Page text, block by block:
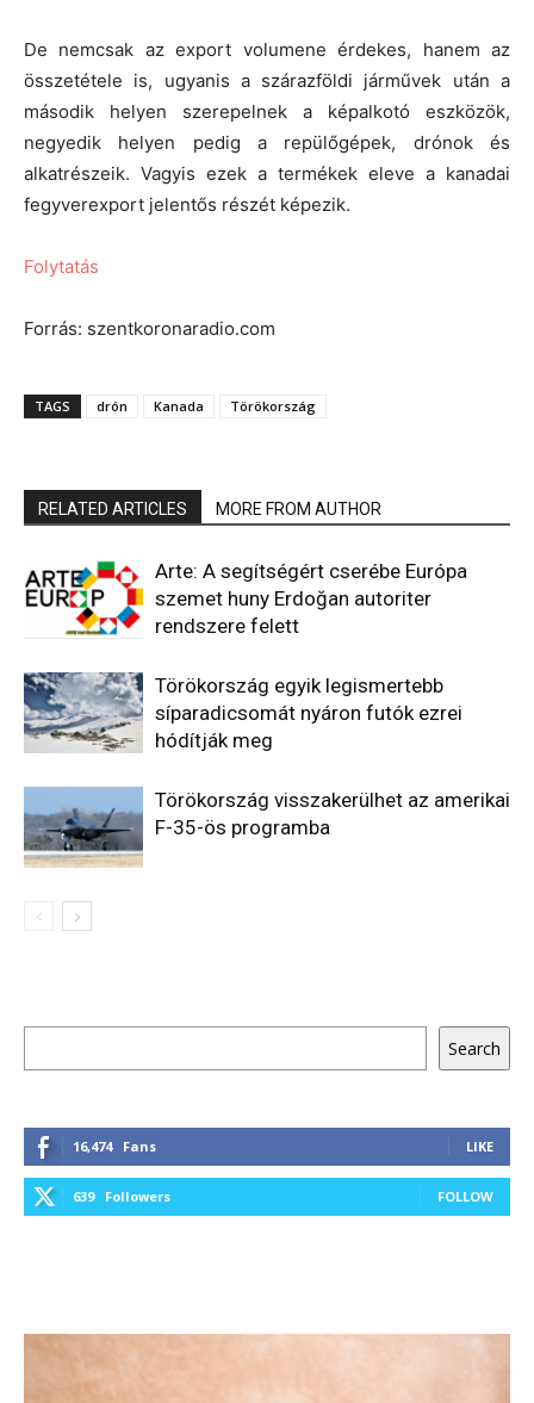
De nemcsak az export volumene érdekes, hanem az
összetétele is, ugyanis a szárazföldi járművek után a
második helyen szerepelnek a képalkotó eszközök,
negyedik helyen pedig a repülőgépek, drónok és
alkatrészeik. Vagyis ezek a termékek eleve a kanadai
fegyverexport jelentős részét képezik.
Folytatás
Forrás: szentkoronaradio.com
TAGS drón Kanada Törökország
RELATED ARTICLES MORE FROM AUTHOR
Arte: A segítségért cserébe Európa
szemet huny Erdoğan autoriter
rendszere felett
Törökország egyik legismertebb
síparadicsomát nyáron futók ezrei
hódítják meg
Törökország visszakerülhet az amerikai
F-35-ös programba
Search
16,474 Fans LIKE
639 Followers FOLLOW